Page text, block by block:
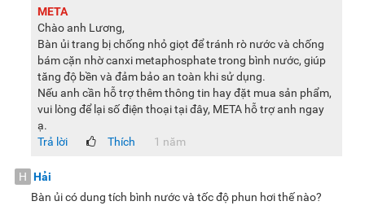
META
Chào anh Lương,
Bàn ủi trang bị chống nhỏ giọt để tránh rò nước và chống
bám cặn nhờ canxi metaphosphate trong bình nước, giúp
tăng độ bền và đảm bảo an toàn khi sử dụng.
Nếu anh cần hỗ trợ thêm thông tin hay đặt mua sản phẩm,
vui lòng để lại số điện thoại tại đây, META hỗ trợ anh ngay
ạ.
Trả lời
Thích 1 năm
H Hải
Bàn ủi có dung tích bình nước và tốc độ phun hơi thế nào?